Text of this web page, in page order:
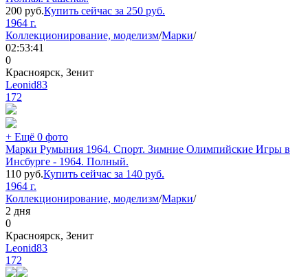
200 руб.Купить сейчас за 250 руб.
1964 г.
Коллекционирование, моделизм/Марки/
02:53:41
0
Красноярск, Зенит
Leonid83
172
+ Ещё 0 фото
Марки Румыния 1964. Спорт. Зимние Олимпийские Игры в
Инсбурге - 1964. Полный.
110 руб.Купить сейчас за 140 руб.
1964 г.
Коллекционирование, моделизм/Марки/
2 дня
0
Красноярск, Зенит
Leonid83
172